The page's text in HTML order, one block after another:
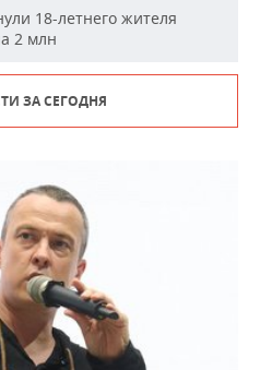
18-летнего жителя
2 млн
ЗА СЕГОДНЯ